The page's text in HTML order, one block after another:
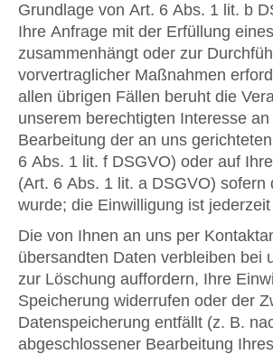
Grundlage von Art. 6 Abs. 1 lit. b
Ihre Anfrage mit der Erfüllung
zusammenhängt oder zur
vorvertraglicher Maßnahmen
allen übrigen Fällen beruht die
unserem berechtigten Interesse
Bearbeitung der an uns
6 Abs. 1 lit. f DSGVO) oder auf
(Art. 6 Abs. 1 lit. a DSGVO) sofern
wurde; die Einwilligung ist
Die von Ihnen an uns per
übersandten Daten verbleiben bei
zur Löschung auffordern, Ihre
Speicherung widerrufen oder der
Datenspeicherung entfällt (z. B.
abgeschlossener Bearbeitung